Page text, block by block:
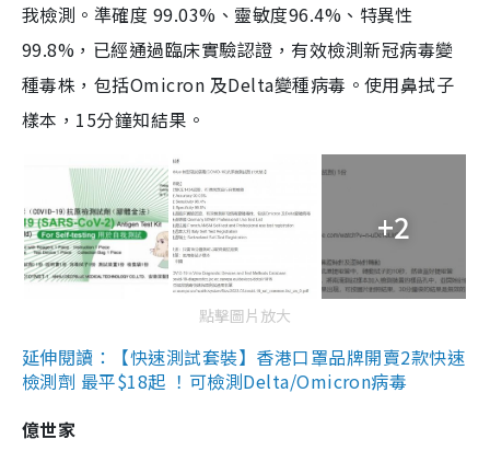
我檢測。準確度 99.03%、靈敏度96.4%、特異性
99.8%，已經通過臨床實驗認證，有效檢測新冠病毒變
種毒株，包括Omicron 及Delta變種病毒。使用鼻拭子
樣本，15分鐘知結果。
+2
點擊圖片放大
延伸閱讀：【快速測試套裝】香港口罩品牌開賣2款快速
檢測劑 最平$18起 ！可檢測Delta/Omicron病毒
億世家